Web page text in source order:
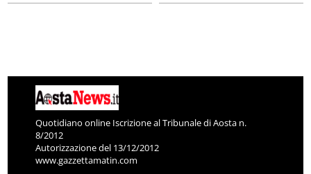
Quotidiano online Iscrizione al Tribunale di Aosta n.
8/2012
Autorizzazione del 13/12/2012
www.gazzettamatin.com